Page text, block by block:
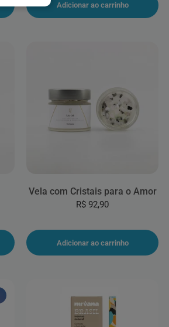
Adicionar ao carrinho
Vela com Cristais para o Amor
R$ 92,90
Adicionar ao carrinho